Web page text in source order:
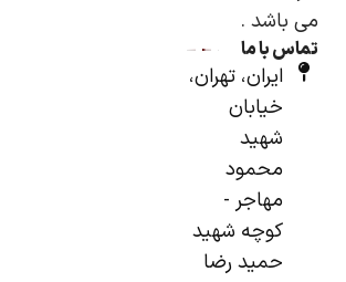
می باشد .
تماس با ما
ایران، تهران،
خیابان
شهید
محمود
مهاجر -
کوچه شهید
حمید رضا